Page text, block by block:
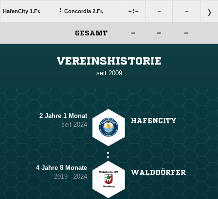
HafenCity 1.Fr. : Concordia 2.Fr. : – –
GESAMT – – –
VEREINSHISTORIE
seit 2009
2 Jahre 1 Monat
seit 2024
HAFENCITY
4 Jahre 8 Monate
2019 - 2024
WALDDÖRFER